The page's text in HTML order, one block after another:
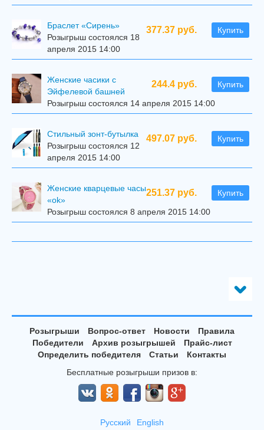
377.37 руб. Купить
Браслет «Сирень»
Розыгрыш состоялся 18
апреля 2015 14:00
244.4 руб. Купить
Женские часики с
Эйфелевой башней
Розыгрыш состоялся 14 апреля 2015 14:00
497.07 руб. Купить
Стильный зонт-бутылка
Розыгрыш состоялся 12
апреля 2015 14:00
251.37 руб. Купить
Женские кварцевые часы
«ok»
Розыгрыш состоялся 8 апреля 2015 14:00
Розыгрыши Вопрос-ответ Новости
Правила
Победители
Архив розыгрышей
Прайс-лист
Определить победителя
Статьи
Контакты
Бесплатные розыгрыши призов в:
Русский English